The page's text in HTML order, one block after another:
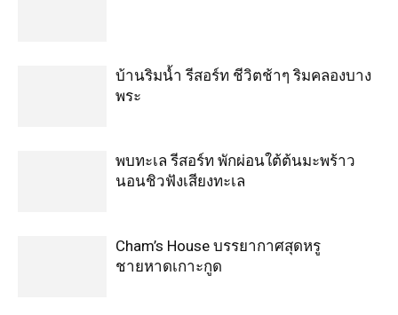
บ้านริมน้ำ รีสอร์ท ชีวิตช้าๆ ริมคลองบาง
พระ
พบทะเล รีสอร์ท พักผ่อนใต้ต้นมะพร้าว
นอนชิวฟังเสียงทะเล
Cham’s House บรรยากาศสุดหรู
ชายหาดเกาะกูด